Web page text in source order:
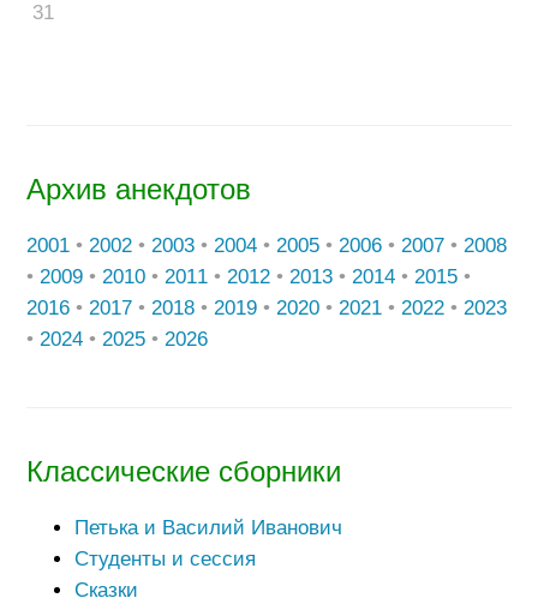
31
Архив анекдотов
2001 • 2002 • 2003 • 2004 • 2005 • 2006 • 2007 • 2008
• 2009 • 2010 • 2011 • 2012 • 2013 • 2014 • 2015 •
2016 • 2017 • 2018 • 2019 • 2020 • 2021 • 2022 • 2023
• 2024 • 2025 • 2026
Классические сборники
Петька и Василий Иванович
Студенты и сессия
Сказки